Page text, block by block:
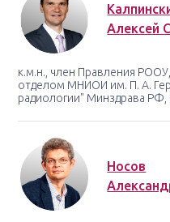
Алексей
к.м.н., член Правления
отделом МНИОИ им. П. А.
радиологии" Минздрава РФ,
Носов